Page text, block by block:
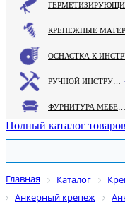
Полный каталог товаров
Главная Каталог
Анкерный крепеж